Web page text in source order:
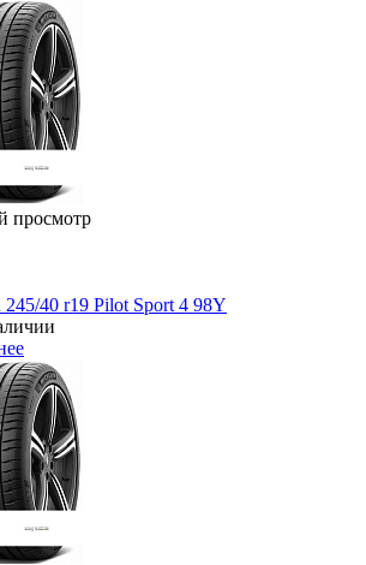
просмотр
40 r19 Pilot Sport 4 98Y